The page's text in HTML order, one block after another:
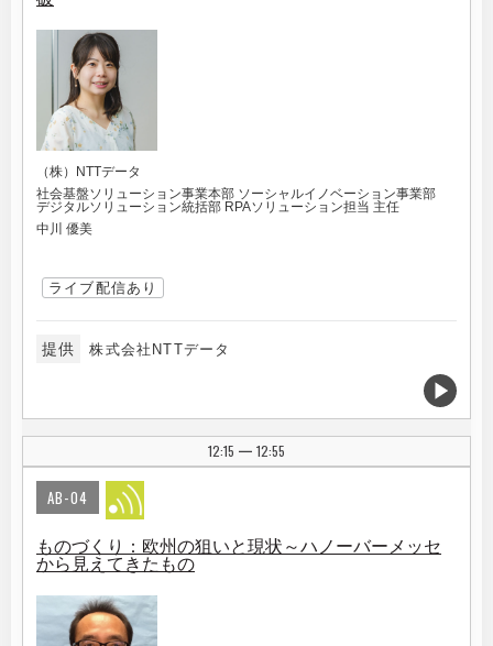
（株）NTTデータ
社会基盤ソリューション事業本部 ソーシャルイノベーション事業部
デジタルソリューション統括部 RPAソリューション担当 主任
中川 優美
ライブ配信あり
提供 株式会社NTTデータ
12:15 | 12:55
AB-04
ものづくり：欧州の狙いと現状～ハノーバーメッセ
から見えてきたもの